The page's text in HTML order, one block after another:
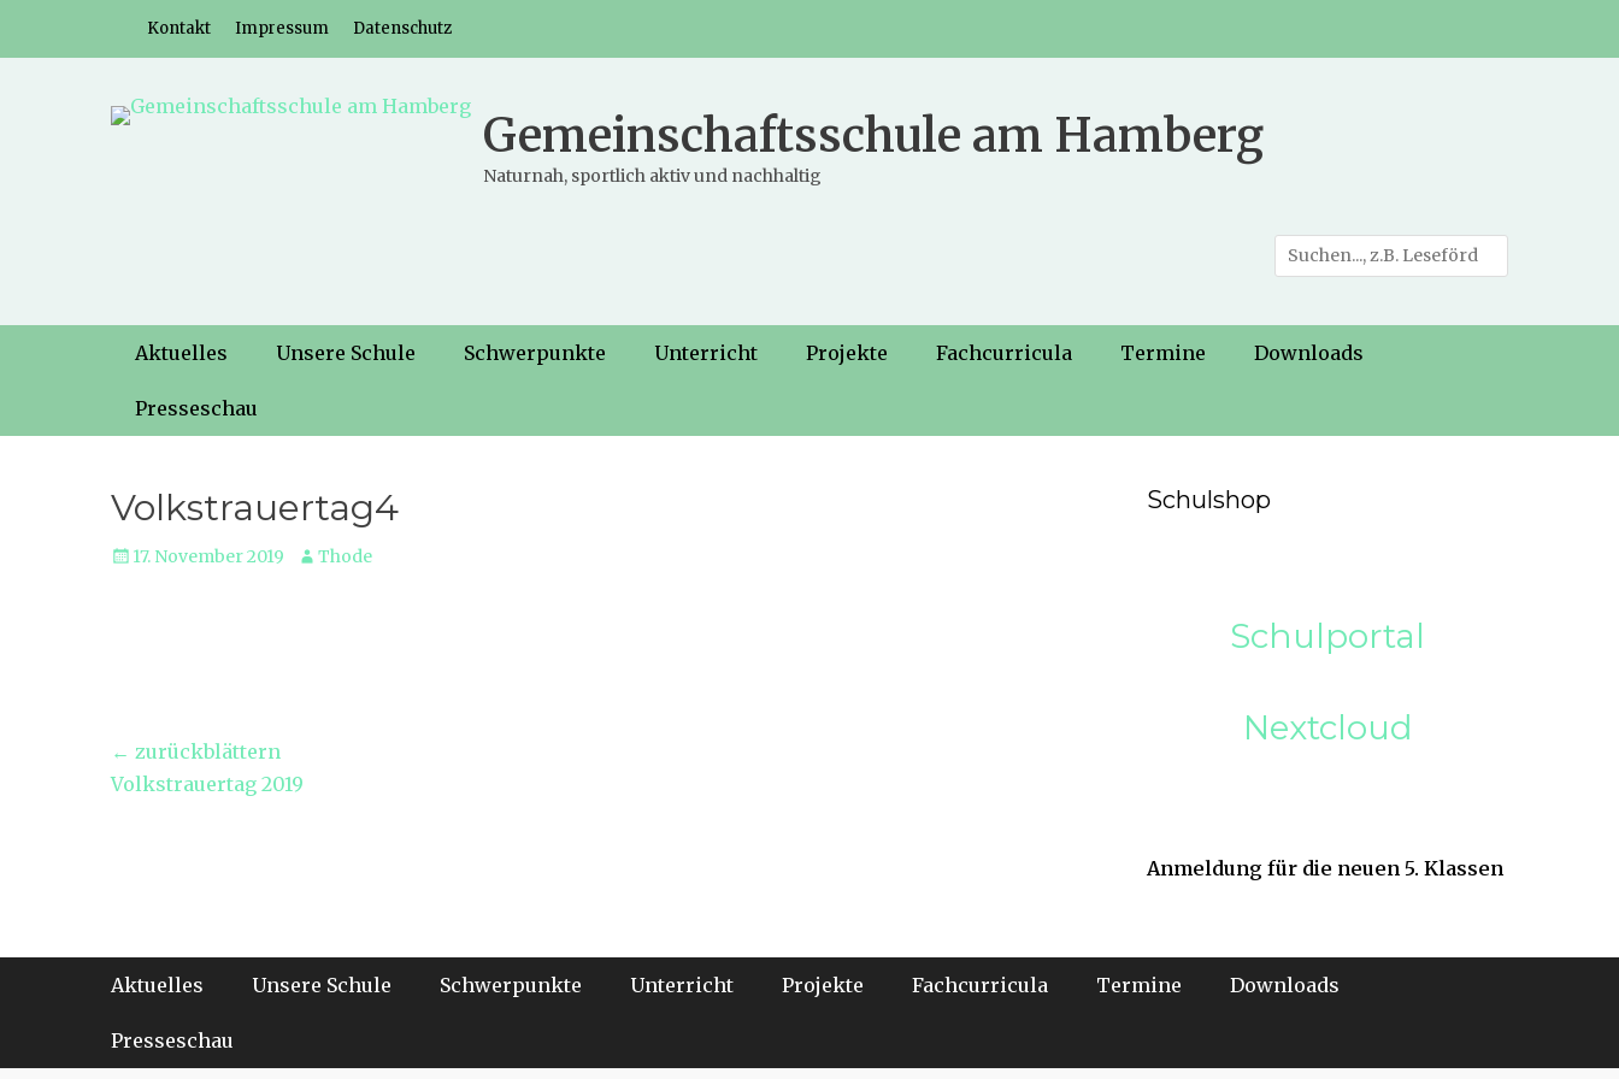
Header-Menü
Weiter
Kontakt Impressum Datenschutz
Gemeinschaftsschule am Hamberg
Naturnah, sportlich aktiv und nachhaltig
Suche
nach:
Hauptmenü
Weiter
Inhalt
Aktuelles Unsere Schule Schwerpunkte Unterricht Projekte Fachcurricula Termine Downloads
Presseschau
Volkstrauertag4
Veröffentlicht
17. November 2019 Autor
Thode
Beitragsnavigation
← zurückblättern
Vorheriger
Volkstrauertag 2019
Schulshop
Schulportal
Nextcloud
Anmeldung für die neuen 5. Klassen
Footer-Menü
Weiter
Inhalt
Aktuelles Unsere Schule Schwerpunkte Unterricht Projekte Fachcurricula Termine Downloads
Presseschau